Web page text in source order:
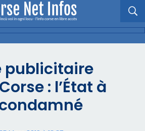
publicitaire
: l’État à